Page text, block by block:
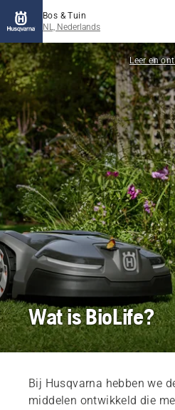
Bos & Tuin
NL, Nederlands
Leer en
Wat is BioLife?
Bij Husqvarna hebben we
middelen ontwikkeld die